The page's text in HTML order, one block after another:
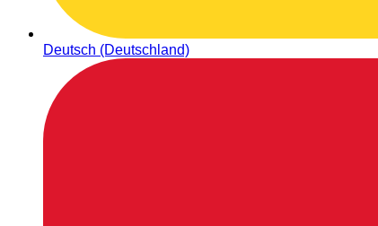
Deutsch (Deutschland)